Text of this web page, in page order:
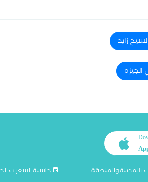
زايد
والمنطقة حاسبة السعرات